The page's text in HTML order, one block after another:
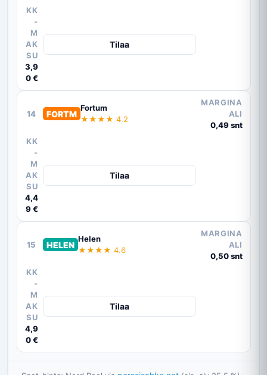
KK
-
M
AK
SU
3,9
0 €
Tilaa
14 FORTM
Fortum
★★★★ 4.2
MARGINA
ALI
0,49 snt
KK
-
M
AK
SU
4,4
9 €
Tilaa
15 HELEN
Helen
★★★★ 4.6
MARGINA
ALI
0,50 snt
KK
-
M
AK
SU
4,9
0 €
Tilaa